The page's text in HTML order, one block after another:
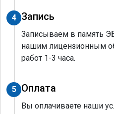
4 Запись
Записываем в память
нашим лицензионным
работ 1-3 часа.
5 Оплата
Вы оплачиваете наши